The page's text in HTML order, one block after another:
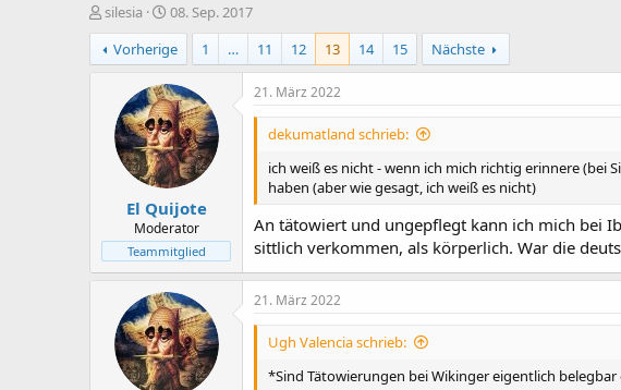
E
r
s
t
silesia
E
r
s
t
e
l
l
t
a
m
08. Sep. 2017
Vorherige
1 … 11 12 13 14 15 Nächste
El Quijote
Moderator
Teammitglied
21. März 2022
dekumatland schrieb:
ich weiß es nicht - wenn ich mich richtig erinnere (bei
haben (aber wie gesagt, ich weiß es nicht)
An tätowiert und ungepflegt kann ich mich bei
sittlich verkommen, als körperlich. War die
21. März 2022
Ugh Valencia schrieb:
*Sind Tätowierungen bei Wikinger eigentlich